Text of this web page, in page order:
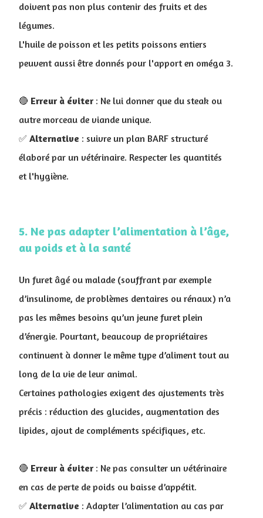
doivent pas non plus contenir des fruits et des
légumes.
L'huile de poisson et les petits poissons entiers
peuvent aussi être donnés pour l'apport en oméga 3.
🔴 Erreur à éviter : Ne lui donner que du steak ou
autre morceau de viande unique.
✅ Alternative : suivre un plan BARF structuré
élaboré par un vétérinaire. Respecter les quantités
et l'hygiène.
5. Ne pas adapter l’alimentation à l’âge,
au poids et à la santé
Un furet âgé ou malade (souffrant par exemple
d’insulinome, de problèmes dentaires ou rénaux) n’a
pas les mêmes besoins qu’un jeune furet plein
d’énergie. Pourtant, beaucoup de propriétaires
continuent à donner le même type d’aliment tout au
long de la vie de leur animal.
Certaines pathologies exigent des ajustements très
précis : réduction des glucides, augmentation des
lipides, ajout de compléments spécifiques, etc.
🔴 Erreur à éviter: Ne pas consulter un vétérinaire
en cas de perte de poids ou baisse d’appétit.
✅ Alternative : Adapter l’alimentation au cas par